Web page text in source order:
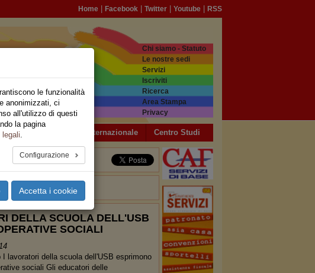
Home Facebook Twitter Youtube RSS
Chi siamo - Statuto
Le nostre sedi
Servizi
Iscriviti
Ricerca
Area Stampa
Privacy
Internazionale Centro Studi
DELLA SCUOLA DELL'USB
SOCIALI
lavoratori della scuola dell'USB esprimono
sociali Gli educatori delle
le funzionalità
anonimizzati, ci
all'utilizzo di questi
la pagina
legali.
Configurazione
Accetta i cookie